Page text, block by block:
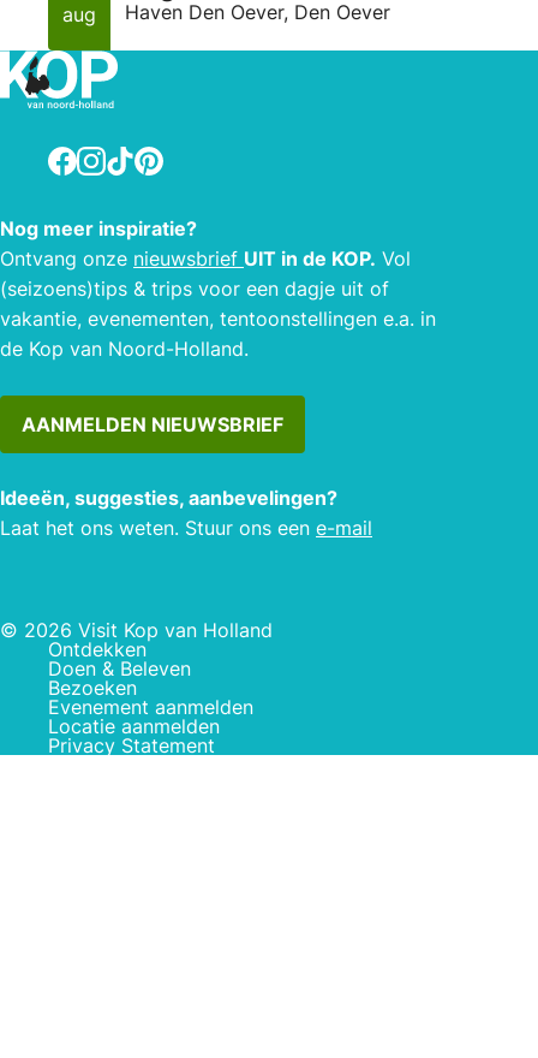
aug Haven Den Oever, Den Oever
Facebook
Instagram
TikTokPinterest
Nog meer inspiratie?
Ontvang onze nieuwsbrief UIT in de KOP. Vol
(seizoens)tips & trips voor een dagje uit of
vakantie, evenementen, tentoonstellingen e.a. in
de Kop van Noord-Holland.
AANMELDEN NIEUWSBRIEF
Ideeën, suggesties, aanbevelingen?
Laat het ons weten. Stuur ons een e-mail
© 2026 Visit Kop van Holland
Ontdekken
Doen & Beleven
Bezoeken
Evenement aanmelden
Locatie aanmelden
Privacy Statement